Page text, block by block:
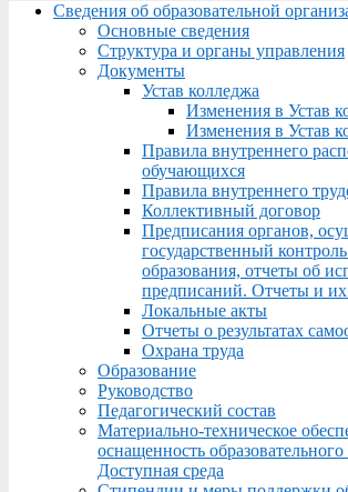
Menu
Сведения об образовательной
Основные сведения
Структура и органы управления
Документы
Устав колледжа
Изменения в Устав
Изменения в Устав
Правила внутреннего
обучающихся
Правила внутреннего
Коллективный договор
Предписания органов,
государственный
образования, отчеты об
предписаний. Отчеты и
Локальные акты
Отчеты о результатах
Охрана труда
Образование
Руководство
Педагогический состав
Материально-техническое
оснащенность образовательного
Доступная среда